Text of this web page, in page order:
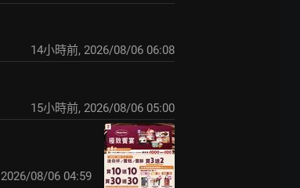
14小時前, 2026/08/06 06:08
15小時前, 2026/08/06 05:00
2026/08/06 04:59